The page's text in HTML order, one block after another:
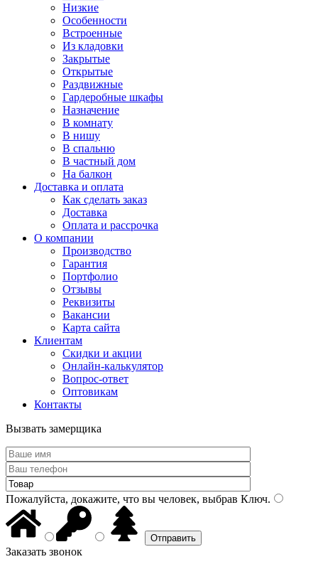
Низкие
Особенности
Встроенные
Из кладовки
Закрытые
Открытые
Раздвижные
Гардеробные шкафы
Назначение
В комнату
В нишу
В спальню
В частный дом
На балкон
Доставка и оплата
Как сделать заказ
Доставка
Оплата и рассрочка
О компании
Производство
Гарантия
Портфолио
Отзывы
Реквизиты
Вакансии
Карта сайта
Клиентам
Скидки и акции
Онлайн-калькулятор
Вопрос-ответ
Оптовикам
Контакты
Вызвать замерщика
Пожалуйста, докажите, что вы человек, выбрав Ключ.
Заказать звонок